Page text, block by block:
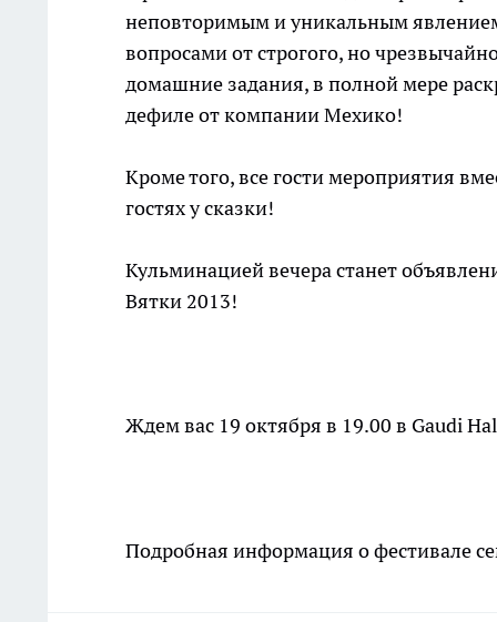
неповторимым и уникальным
вопросами от строгого, но
домашние задания, в полной мере
дефиле от компании Мехико!
Кроме того, все гости мероприятия
гостях у сказки!
Кульминацией вечера станет
Вятки 2013!
Ждем вас 19 октября в 19.00 в Gaudi
Подробная информация о фестивале